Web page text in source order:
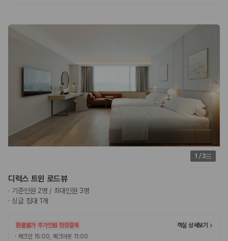
누적 이용 고객수
예약 가능 차량
전국 렌트카 지점
1,829개
제주렌트카 가격비교 자주 묻는 질문
Q. 제주렌트카 가격비교는 카모아에서 어떻게 하나요?
A. 대여일, 반납일, 인수 지역을 선택하면 제주도 렌트카 업체별 가격, 차종,
Q. 제주공항 근처 렌트카도 비교할 수 있나요?
Q. 제주 렌트카 가격비교 시 보험도 함께 비교할 수 있나요?
Q. 가족 여행에는 어떤 제주 렌트카를 비교해야 하나요?
제주렌트카 가격비교 주요 링크
1 / 3
디럭스 트윈 로드뷰
· 기준인원 2명 / 최대인원 3명
·싱글 침대 1개
환불불가 추가인원 현장결제
객실 상세보기
· 체크인 15:00, 체크아웃 11:00